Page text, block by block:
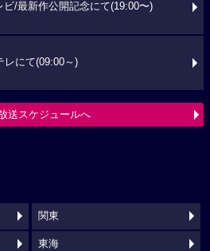
ビ/最新作公開記念にて(19:00〜)
レにて(09:00～)
送スケジュールへ
関東
東海